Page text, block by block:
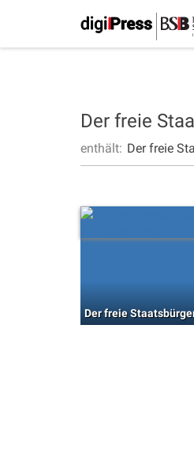
Der freie
enthält: Der freie
Der freie